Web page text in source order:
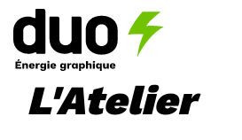
L'Atelier